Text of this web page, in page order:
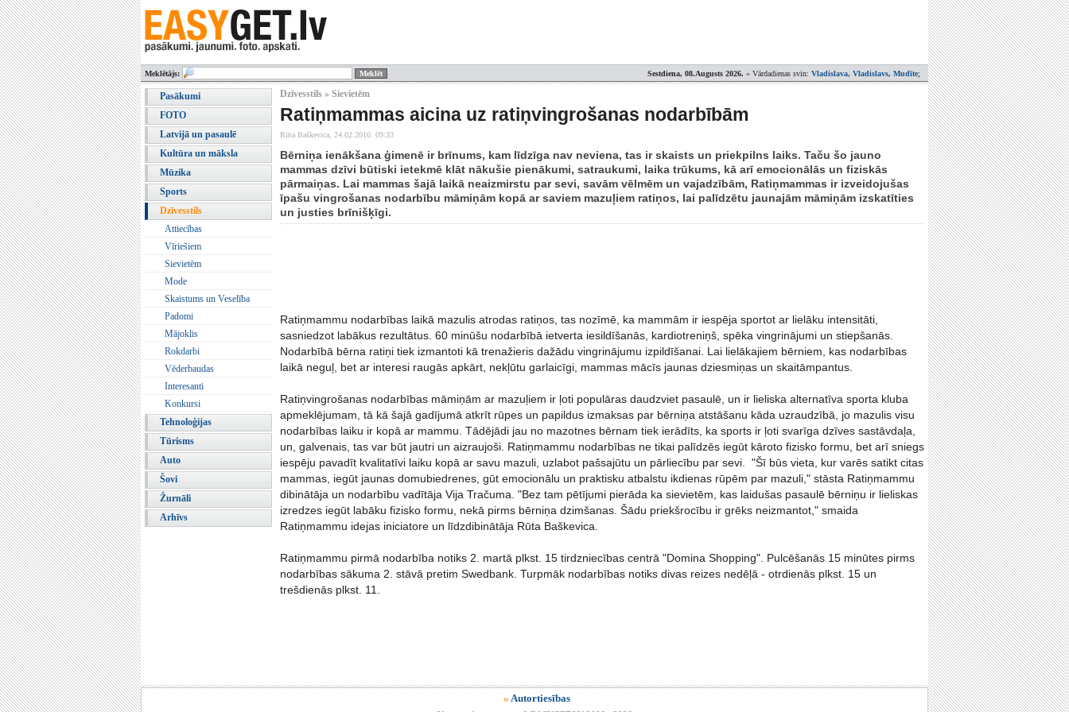
Sestdiena, 08.Augusts 2026. » Vārdadienas svin: Vladislava, Vladislavs, Mudīte;
Meklētājs:
Pasākumi
FOTO
Latvijā un pasaulē
Kultūra un māksla
Mūzika
Sports
Dzīvesstils
Attiecības
Vīriešiem
Sievietēm
Mode
Skaistums un Veselība
Padomi
Mājoklis
Rokdarbi
Vēderbaudas
Interesanti
Konkursi
Tehnoloģijas
Tūrisms
Auto
Šovi
Žurnāli
Arhīvs
Dzīvesstils » Sievietēm
Ratiņmammas aicina uz ratiņvingrošanas nodarbībām
Rūta Baškevica, 24.02.2010. 09:33
Bērniņa ienākšana ģimenē ir brīnums, kam līdzīga nav neviena, tas ir skaists un priekpilns laiks. Taču šo jauno
mammas dzīvi būtiski ietekmē klāt nākušie pienākumi, satraukumi, laika trūkums, kā arī emocionālās un fiziskās
pārmaiņas. Lai mammas šajā laikā neaizmirstu par sevi, savām vēlmēm un vajadzībām, Ratiņmammas ir izveidojušas
īpašu vingrošanas nodarbību māmiņām kopā ar saviem mazuļiem ratiņos, lai palīdzētu jaunajām māmiņām izskatīties
un justies brīnišķīgi.
Ratiņmammu nodarbības laikā mazulis atrodas ratiņos, tas nozīmē, ka mammām ir iespēja sportot ar lielāku intensitāti,
sasniedzot labākus rezultātus. 60 minūšu nodarbībā ietverta iesildīšanās, kardiotreniņš, spēka vingrinājumi un stiepšanās.
Nodarbībā bērna ratiņi tiek izmantoti kā trenažieris dažādu vingrinājumu izpildīšanai. Lai lielākajiem bērniem, kas nodarbības
laikā neguļ, bet ar interesi raugās apkārt, nekļūtu garlaicīgi, mammas mācīs jaunas dziesmiņas un skaitāmpantus.
Ratiņvingrošanas nodarbības māmiņām ar mazuļiem ir ļoti populāras daudzviet pasaulē, un ir lieliska alternatīva sporta kluba
apmeklējumam, tā kā šajā gadījumā atkrīt rūpes un papildus izmaksas par bērniņa atstāšanu kāda uzraudzībā, jo mazulis visu
nodarbības laiku ir kopā ar mammu. Tādējādi jau no mazotnes bērnam tiek ierādīts, ka sports ir ļoti svarīga dzīves sastāvdaļa,
un, galvenais, tas var būt jautri un aizraujoši. Ratiņmammu nodarbības ne tikai palīdzēs iegūt kāroto fizisko formu, bet arī sniegs
iespēju pavadīt kvalitatīvi laiku kopā ar savu mazuli, uzlabot pašsajūtu un pārliecību par sevi. "Šī būs vieta, kur varēs satikt citas
mammas, iegūt jaunas domubiedrenes, gūt emocionālu un praktisku atbalstu ikdienas rūpēm par mazuli," stāsta Ratiņmammu
dibinātāja un nodarbību vadītāja Vija Tračuma. "Bez tam pētījumi pierāda ka sievietēm, kas laidušas pasaulē bērniņu ir lieliskas
izredzes iegūt labāku fizisko formu, nekā pirms bērniņa dzimšanas. Šādu priekšrocību ir grēks neizmantot," smaida
Ratiņmammu idejas iniciatore un līdzdibinātāja Rūta Baškevica.
Ratiņmammu pirmā nodarbība notiks 2. martā plkst. 15 tirdzniecības centrā "Domina Shopping". Pulcēšanās 15 minūtes pirms
nodarbības sākuma 2. stāvā pretim Swedbank. Turpmāk nodarbības notiks divas reizes nedēļā - otrdienās plkst. 15 un
trešdienās plkst. 11.
» Autortiesības